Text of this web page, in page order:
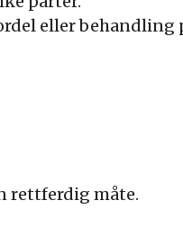
eller behandling
rettferdig måte.